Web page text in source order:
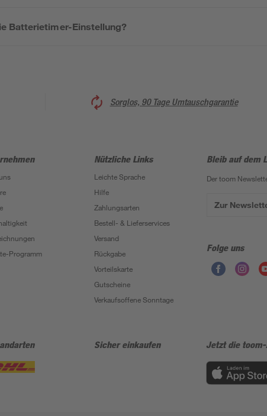
Batterietimer-Einstellung?
Sorglos, 90 Tage Umtauschgarantie
Programm
Nützliche Links
Leichte Sprache
Hilfe
Zahlungsarten
Bestell- & Lieferservices
Versand
Rückgabe
Vorteilskarte
Gutscheine
Verkaufsoffene Sonntage
Bleib auf dem
Der toom
Zur
Folge uns
Sicher einkaufen Jetzt die